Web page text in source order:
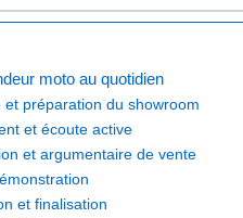
moto au quotidien
et préparation du showroom
et écoute active
et argumentaire de vente
et finalisation